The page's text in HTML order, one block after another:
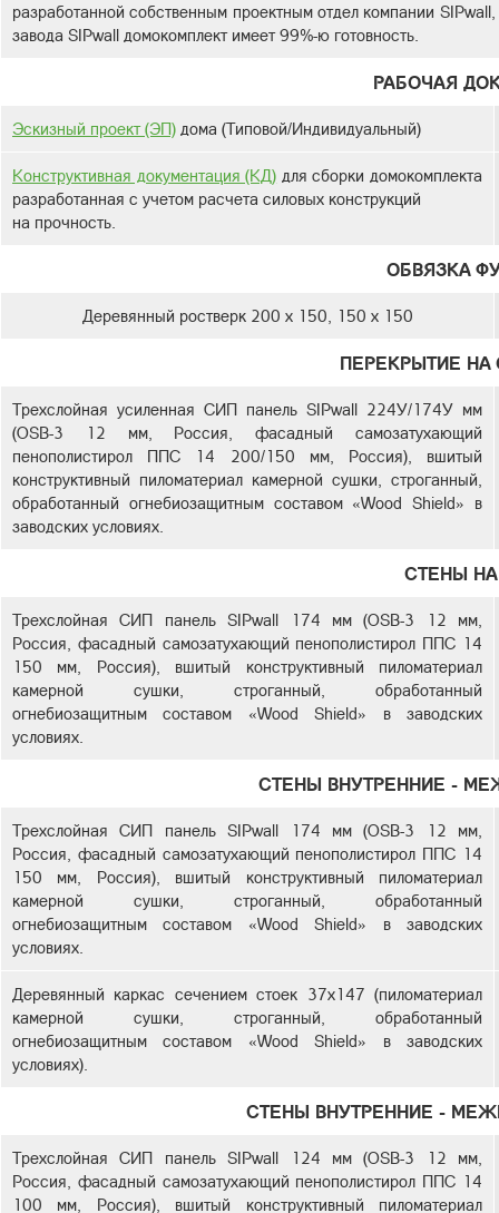
разработанной собственным проектным отдел компании
завода SIPwall домокомплект имеет 99%-ю готовность.
РАБОЧАЯ
Эскизный проект (ЭП) дома (Типовой/Индивидуальный)
Конструктивная документация (КД) для сборки домокомплекта
разработанная с учетом расчета силовых конструкций
на прочность.
ОБВЯЗКА
Деревянный ростверк 200 х 150, 150 х 150
ПЕРЕКРЫТИЕ НА
Трехслойная усиленная СИП панель SIPwall 224У/174У мм
(OSB-3 12 мм, Россия, фасадный самозатухающий
пенополистирол ППС 14 200/150 мм, Россия), вшитый
конструктивный пиломатериал камерной сушки, строганный,
обработанный огнебиозащитным составом «Wood Shield» в
заводских условиях.
СТЕНЫ
Трехслойная СИП панель SIPwall 174 мм (OSB-3 12 мм,
Россия, фасадный самозатухающий пенополистирол ППС 14
150 мм, Россия), вшитый конструктивный пиломатериал
камерной сушки, строганный, обработанный
огнебиозащитным составом «Wood Shield» в заводских
условиях.
СТЕНЫ ВНУТРЕННИЕ -
Трехслойная СИП панель SIPwall 174 мм (OSB-3 12 мм,
Россия, фасадный самозатухающий пенополистирол ППС 14
150 мм, Россия), вшитый конструктивный пиломатериал
камерной сушки, строганный, обработанный
огнебиозащитным составом «Wood Shield» в заводских
условиях.
Деревянный каркас сечением стоек 37х147 (пиломатериал
камерной сушки, строганный, обработанный
огнебиозащитным составом «Wood Shield» в заводских
условиях).
СТЕНЫ ВНУТРЕННИЕ -
Трехслойная СИП панель SIPwall 124 мм (OSB-3 12 мм,
Россия, фасадный самозатухающий пенополистирол ППС 14
100 мм, Россия), вшитый конструктивный пиломатериал